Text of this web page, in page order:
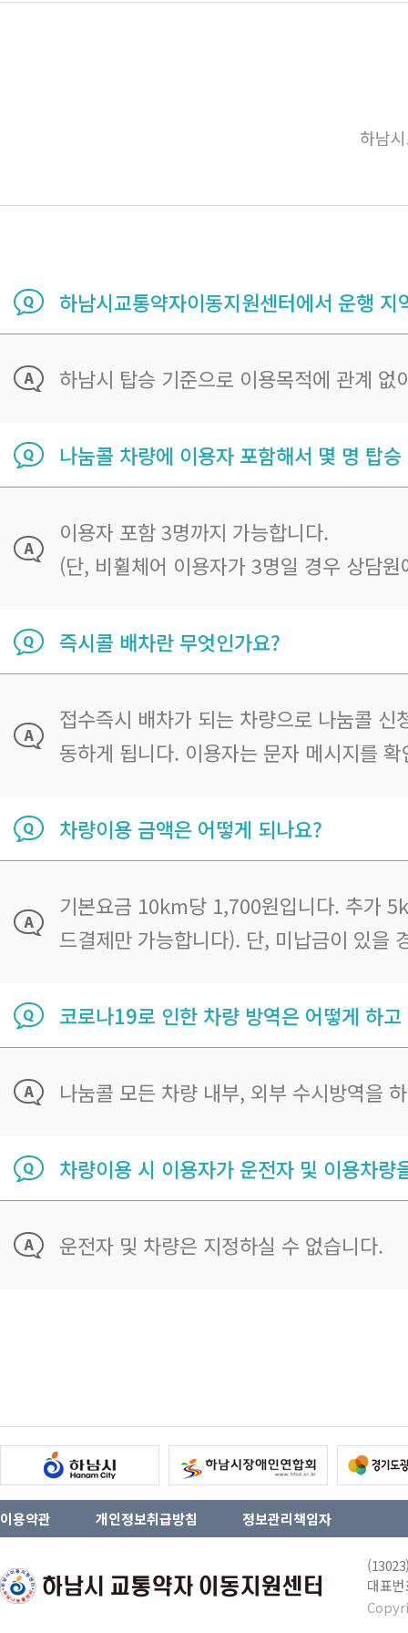
하남
하남시교통약자이동지원센터에서 운행
하남시 탑승 기준으로 이용목적에 관계 없
나눔콜 차량에 이용자 포함해서 몇 명 탑
이용자 포함 3명까지 가능합니다.
(단, 비휠체어 이용자가 3명일 경우 상담
즉시콜 배차란 무엇인가요?
접수즉시 배차가 되는 차량으로 나눔콜
동하게 됩니다. 이용자는 문자 메시지를
차량이용 금액은 어떻게 되나요?
기본요금 10km당 1,700원입니다. 추가
드결제만 가능합니다). 단, 미납금이 있을
코로나19로 인한 차량 방역은 어떻게 하고
나눔콜 모든 차량 내부, 외부 수시방역을
차량이용 시 이용자가 운전자 및 이용차량
운전자 및 차량은 지정하실 수 없습니다.
이용약관 개인정보취급방침 정보관리책임자
대표